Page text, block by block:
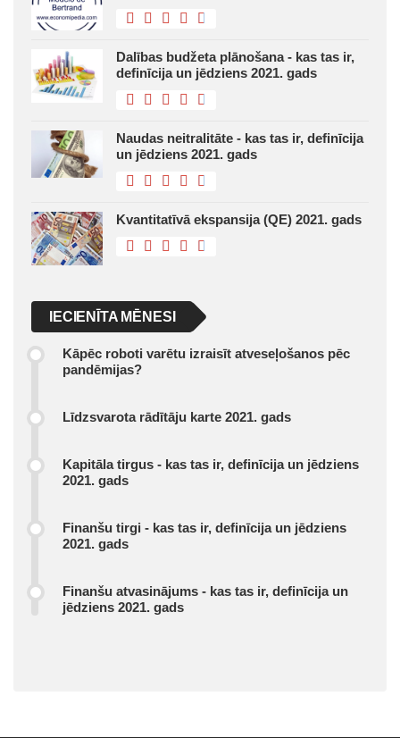
Dalības budžeta plānošana - kas tas ir,
definīcija un jēdziens 2021. gads
Naudas neitralitāte - kas tas ir, definīcija
un jēdziens 2021. gads
Kvantitatīvā ekspansija (QE) 2021. gads
IECIENĪTA MĒNESI
Kāpēc roboti varētu izraisīt atveseļošanos pēc
pandēmijas?
Līdzsvarota rādītāju karte 2021. gads
Kapitāla tirgus - kas tas ir, definīcija un jēdziens
2021. gads
Finanšu tirgi - kas tas ir, definīcija un jēdziens
2021. gads
Finanšu atvasinājums - kas tas ir, definīcija un
jēdziens 2021. gads